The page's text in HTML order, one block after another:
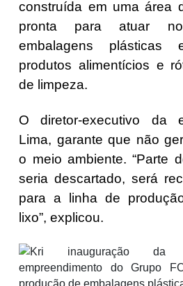
construída em uma área
pronta para atuar
embalagens plásticas
produtos alimentícios e
de limpeza.
O diretor-executivo da
Lima, garante que não
o meio ambiente. “Parte
seria descartado, será
para a linha de
lixo”, explicou.